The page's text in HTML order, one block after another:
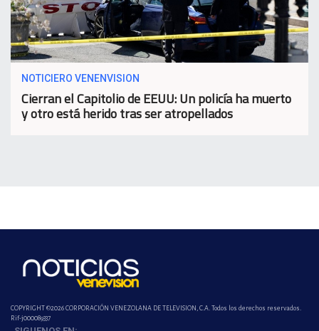
NOTICIERO VENENVISION
Cierran el Capitolio de EEUU: Un policía ha muerto
y otro está herido tras ser atropellados
COPYRIGHT ©2026 CORPORACIÓN VENEZOLANA DE TELEVISION, C.A. Todos los derechos reservados.
Rif-j000089337